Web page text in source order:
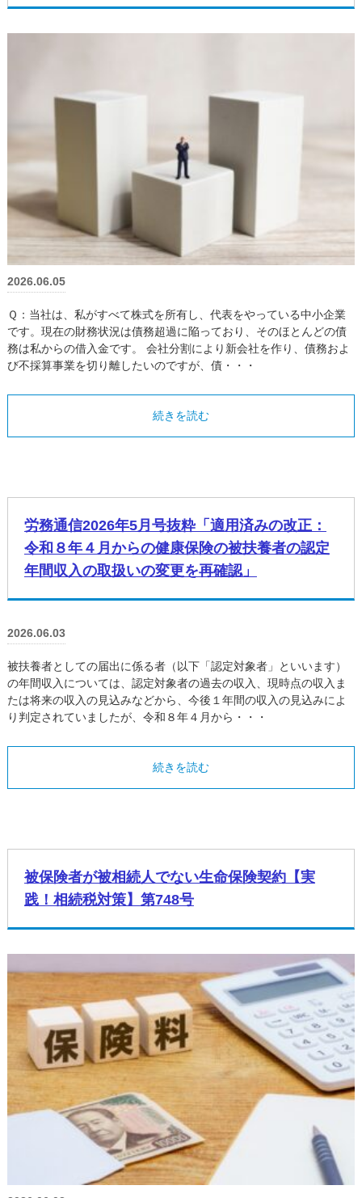
2026.06.05
Ｑ：当社は、私がすべて株式を所有し、代表をやっている中小企業
です。現在の財務状況は債務超過に陥っており、そのほとんどの債
務は私からの借入金です。 会社分割により新会社を作り、債務およ
び不採算事業を切り離したいのですが、債・・・
続きを読む
労務通信2026年5月号抜粋「適用済みの改正：
令和８年４月からの健康保険の被扶養者の認定
年間収入の取扱いの変更を再確認」
2026.06.03
被扶養者としての届出に係る者（以下「認定対象者」といいます）
の年間収入については、認定対象者の過去の収入、現時点の収入ま
たは将来の収入の見込みなどから、今後１年間の収入の見込みによ
り判定されていましたが、令和８年４月から・・・
続きを読む
被保険者が被相続人でない生命保険契約【実
践！相続税対策】第748号